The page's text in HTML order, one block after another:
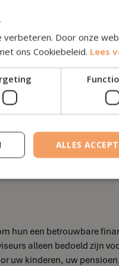
adviseur in
je adviseren over de
als je vragen
situatie in de
kan flexibel zijn in het
om jou te helpen met
de juiste keuzes te maken.
hun een betrouwbare
alleen bedoeld zijn
uw kinderen, uw
verbeteren. Door onze
ons Cookiebeleid. Lees
ALLES